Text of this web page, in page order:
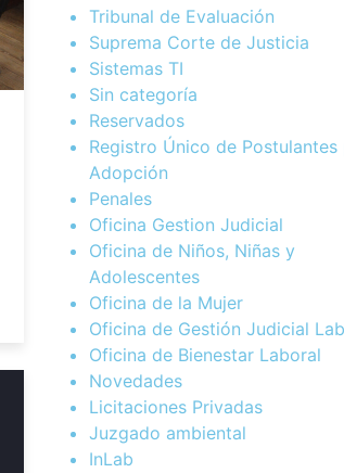
Tribunal de Evaluación
Suprema Corte de Justicia
Sistemas TI
Sin categoría
Reservados
Registro Único de Postulantes
Adopción
Penales
Oficina Gestion Judicial
Oficina de Niños, Niñas y
Adolescentes
Oficina de la Mujer
Oficina de Gestión Judicial
Oficina de Bienestar Laboral
Novedades
Licitaciones Privadas
Juzgado ambiental
InLab